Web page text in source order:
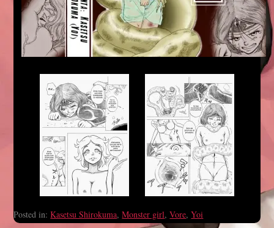
Posted in:Kasetsu Shirokuma,Monster girl,Vore,Yoi